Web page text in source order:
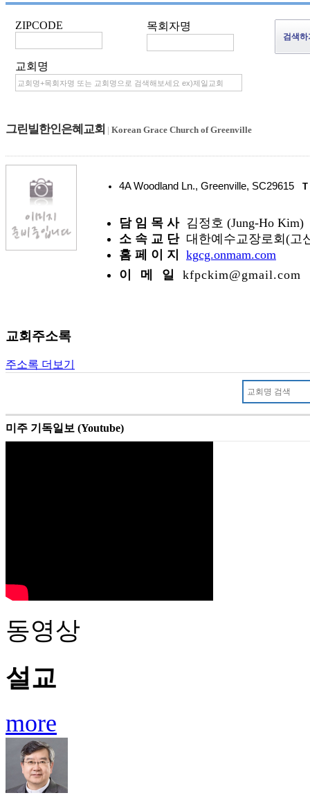
ZIPCODE 목회자명
교회명
그린빌한인은혜교회 | Korean Grace Church of Greenville
4A Woodland Ln., Greenville, SC29615 T
담 임 목 사 김정호 (Jung-Ho Kim)
소 속 교 단 대한예수교장로회(고
홈 페 이 지
kgcg.onmam.com
이 메 일
kfpckim@gmail.com
교회주소록
주소록 더보기
미주 기독일보 (Youtube)
동영상
설교
more